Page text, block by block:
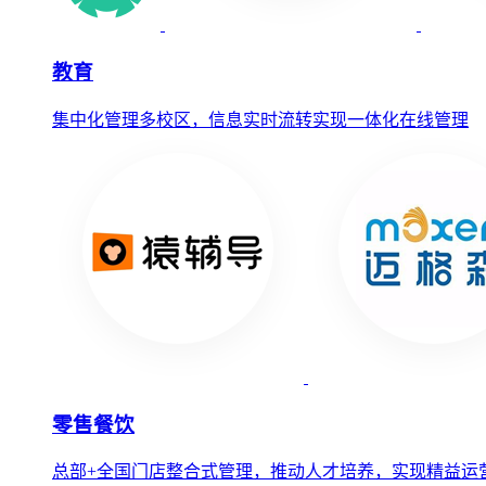
教育
集中化管理多校区，信息实时流转实现一体化在线管理
零售餐饮
总部+全国门店整合式管理，推动人才培养，实现精益运